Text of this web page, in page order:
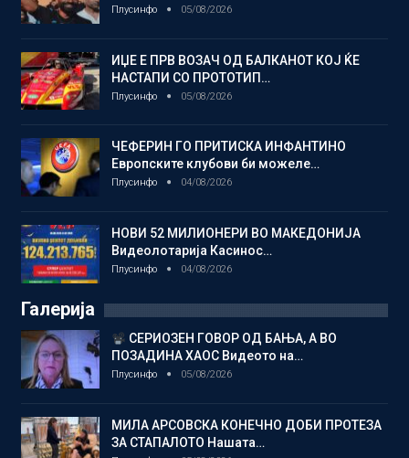
Плусинфо 05/08/2026
ИЏЕ Е ПРВ ВОЗАЧ ОД БАЛКАНОТ КОЈ ЌЕ
НАСТАПИ СО ПРОТОТИП…
Плусинфо 05/08/2026
ЧЕФЕРИН ГО ПРИТИСКА ИНФАНТИНО
Европските клубови би можеле…
Плусинфо 04/08/2026
НОВИ 52 МИЛИОНЕРИ ВО МАКЕДОНИЈА
Видеолотарија Касинос…
Плусинфо 04/08/2026
Галерија
СЕРИОЗЕН ГОВОР ОД БАЊА, А ВО
ПОЗАДИНА ХАОС Видеото на…
Плусинфо 05/08/2026
МИЛА АРСОВСКА КОНЕЧНО ДОБИ ПРОТЕЗА
ЗА СТАПАЛОТО Нашата…